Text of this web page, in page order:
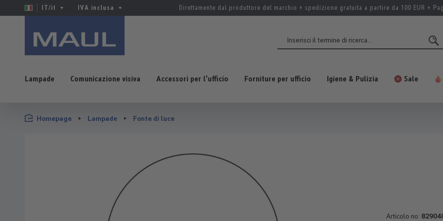
al contenuto principale
Salta alla ricerca
Passa alla navigazione principale
IT/it IVA inclusa Direttamente dal produttore del marchio + spedizione gratuita a partire da 100 EUR +
Lampade Comunicazione visiva Accessori per l'ufficio Forniture per ufficio Igiene & Pulizia Sale
Homepage Lampade Fonte di luce
Articolo no: